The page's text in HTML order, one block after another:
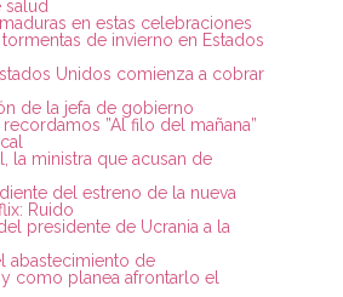
en estas celebraciones
de invierno en Estados
Unidos comienza a cobrar
de la jefa de gobierno
”Al filo del mañana”
la ministra que acusan de
del estreno de la nueva
Ruido
presidente de Ucrania a la
abastecimiento de
como planea afrontarlo el